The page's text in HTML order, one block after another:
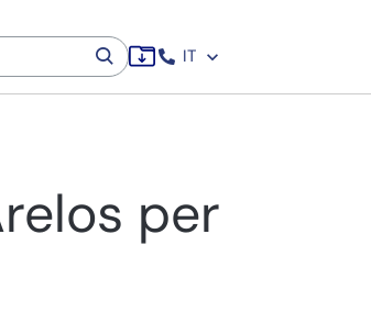
IT
per